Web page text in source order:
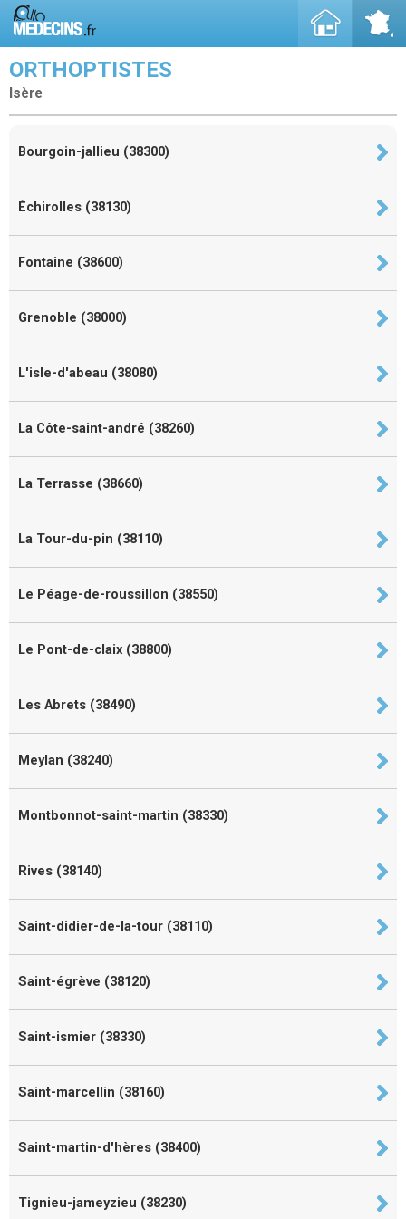
ORTHOPTISTES
Isère
Bourgoin-jallieu (38300)
Échirolles (38130)
Fontaine (38600)
Grenoble (38000)
L'isle-d'abeau (38080)
La Côte-saint-andré (38260)
La Terrasse (38660)
La Tour-du-pin (38110)
Le Péage-de-roussillon (38550)
Le Pont-de-claix (38800)
Les Abrets (38490)
Meylan (38240)
Montbonnot-saint-martin (38330)
Rives (38140)
Saint-didier-de-la-tour (38110)
Saint-égrève (38120)
Saint-ismier (38330)
Saint-marcellin (38160)
Saint-martin-d'hères (38400)
Tignieu-jameyzieu (38230)